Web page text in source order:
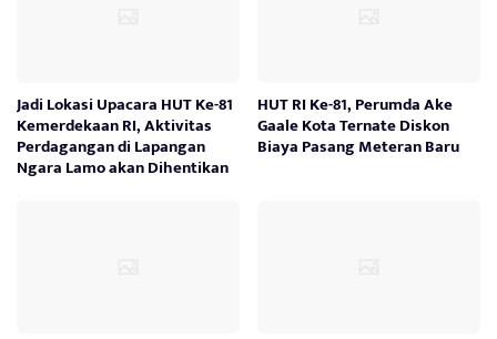
Jadi Lokasi Upacara HUT Ke-81
Kemerdekaan RI, Aktivitas
Perdagangan di Lapangan
Ngara Lamo akan Dihentikan
HUT RI Ke-81, Perumda Ake
Gaale Kota Ternate Diskon
Biaya Pasang Meteran Baru